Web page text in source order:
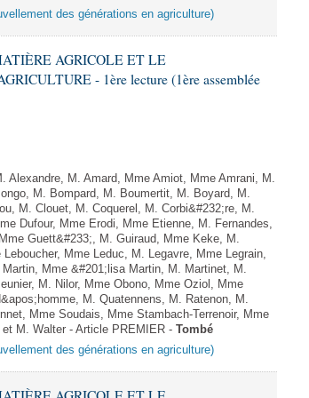
des générations en agriculture)
AGRICOLE ET LE
- 1ère lecture (1ère assemblée
Alexandre, M. Amard, Mme Amiot, Mme Amrani, M.
M. Bompard, M. Boumertit, M. Boyard, M.
M. Clouet, M. Coquerel, M. Corbi&#232;re, M.
Dufour, Mme Erodi, Mme Etienne, M. Fernandes,
Guett&#233;, M. Guiraud, Mme Keke, M.
Mme Leduc, M. Legavre, Mme Legrain,
Mme &#201;lisa Martin, M. Martinet, M.
M. Nilor, Mme Obono, Mme Oziol, Mme
M. Quatennens, M. Ratenon, M.
Mme Soudais, Mme Stambach-Terrenoir, Mme
et M. Walter - Article PREMIER - Tombé
des générations en agriculture)